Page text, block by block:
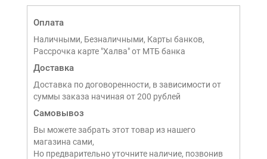
Оплата
Наличными, Безналичными, Карты банков,
Рассрочка карте "Халва" от МТБ банка
Доставка
Доставка по договоренности, в зависимости от
суммы заказа начиная от 200 рублей
Самовывоз
Вы можете забрать этот товар из нашего
магазина сами,
Но предварительно уточните наличие, позвонив